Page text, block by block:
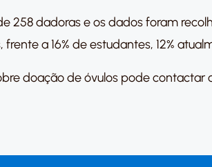
258 dadoras e os dados foram
a 16% de estudantes, 12%
doação de óvulos pode contactar